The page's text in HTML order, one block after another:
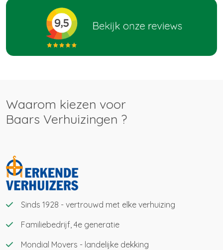
Waarom kiezen voor
Baars Verhuizingen ?
Sinds 1928 - vertrouwd met elke verhuizing
Familiebedrijf, 4e generatie
Mondial Movers - landelijke dekking